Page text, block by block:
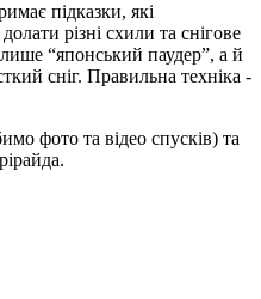
підказки, які
різні схили та снігове
“японський паудер”, а й
сніг. Правильна техніка -
фото та відео спусків) та